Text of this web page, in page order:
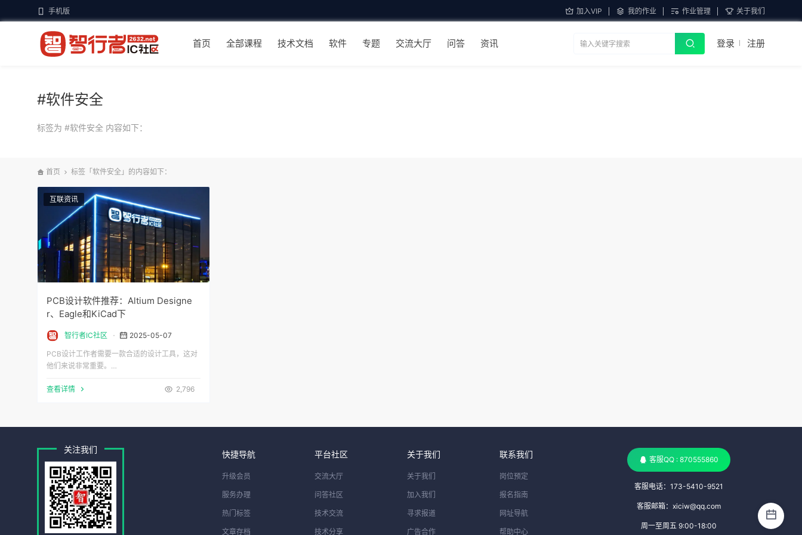
手机版 加入VIP 我的作业 作业管理 关于我们
首页 全部课程 技术文档 软件 专题 交流大厅 问答 资讯 登录 注册
#软件安全
标签为 #软件安全 内容如下：
首页 标签「软件安全」的内容如下：
互联资讯
PCB设计软件推荐：Altium Designe
r、Eagle和KiCad下
智行者IC社区 2025-05-07
PCB设计工作者需要一款合适的设计工具，这对
他们来说非常重要。…
查看详情 2,796
关注我们 快捷导航
升级会员
服务办理
热门标签
文章存档
平台社区
交流大厅
问答社区
技术交流
技术分享
关于我们
关于我们
加入我们
寻求报道
广告合作
联系我们
岗位预定
报名指南
网址导航
帮助中心
客服QQ : 870555860
客服电话：173-5410-9521
客服邮箱：xiciw@qq.com
周一至周五 9:00-18:00